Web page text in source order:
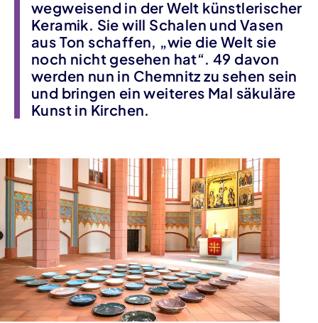
wegweisend in der Welt künstlerischer
Keramik. Sie will Schalen und Vasen
aus Ton schaffen, „wie die Welt sie
noch nicht gesehen hat“. 49 davon
werden nun in Chemnitz zu sehen sein
und bringen ein weiteres Mal säkuläre
Kunst in Kirchen.